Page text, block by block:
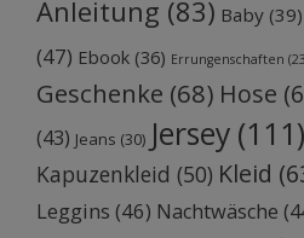
Anleitung (83) Baby (39)
(47) Ebook (36) Errungenschaften
Geschenke (68) Hose
(43) Jeans (30) Jersey (111)
Kapuzenkleid (50) Kleid
Leggins (46) Nachtwäsche